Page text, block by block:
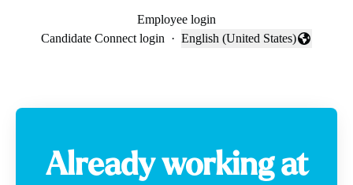
Employee login
Candidate Connect login ·
Change language
English (United States)
Already working at